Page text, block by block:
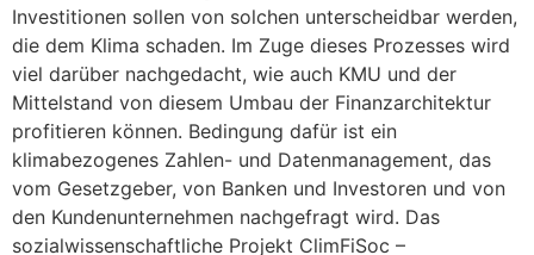
Investitionen sollen von solchen unterscheidbar werden,
die dem Klima schaden. Im Zuge dieses Prozesses wird
viel darüber nachgedacht, wie auch KMU und der
Mittelstand von diesem Umbau der Finanzarchitektur
profitieren können. Bedingung dafür ist ein
klimabezogenes Zahlen- und Datenmanagement, das
vom Gesetzgeber, von Banken und Investoren und von
den Kundenunternehmen nachgefragt wird. Das
sozialwissenschaftliche Projekt ClimFiSoc –